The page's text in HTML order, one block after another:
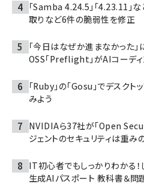
「Samba 4.24.5」「4.23.11」
取りなど6件の脆弱性を修正
「今日はなぜか進まなかった
OSS「Preflight」がAIコーデ
「Ruby」の「Gosu」でデスク
みよう
NVIDIAら37社が「Open
ジェントのセキュリティは重
IT初心者でもしっかりわかる
生成AIパスポート 教科書＆問